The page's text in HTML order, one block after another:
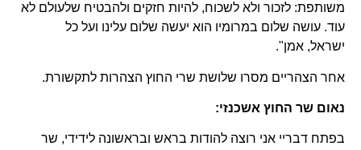
משותפת: לזכור ולא לשכוח, להיות חזקים ולהבטיח שלעולם לא
עוד. עושה שלום במרומיו הוא יעשה שלום עלינו ועל כל
ישראל, אמן".
אחר הצהריים מסרו שלושת שרי החוץ הצהרות לתקשורת.
נאום שר החוץ אשכנזי:
בפתח דבריי אני רוצה להודות בראש ובראשונה לידידי, שר